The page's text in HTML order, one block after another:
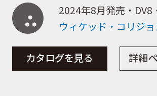
取扱商品
2024年8月発売・DV8
ウィケッド・コリジ
カタログを見る 詳細